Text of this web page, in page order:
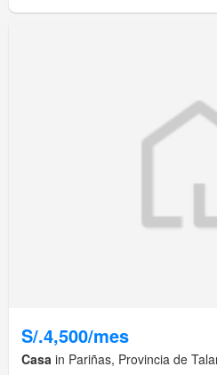
S/.4,500/mes
Casa in Pariñas, Provincia de